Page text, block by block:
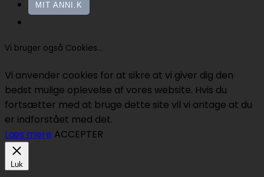
MIT ANNI.K
Vi bruger også Cookies...
Vi anvender cookies for at sikre at vi giver dig den
bedst mulige oplevelse af vores website. Hvis du
fortsætter med at bruge dette site vil vi antage at du
er indforstået med det.
Læs mere ACCEPTER
Luk